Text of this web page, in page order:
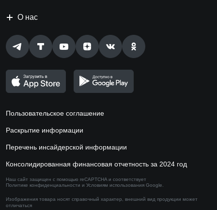
О нас
Пользовательское соглашение
Раскрытие информации
Перечень инсайдерской информации
Консолидированная финансовая отчетность за 2024 год
Наш сайт защищен с помощью reCAPTCHA и соответствует
Политике конфиденциальности и Условиям использования Google.
Изображения товара носят справочный характер, внешний вид продукции может
отличаться